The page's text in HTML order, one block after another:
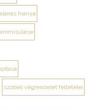
hiánya
szóbeli végrendelet feltételei